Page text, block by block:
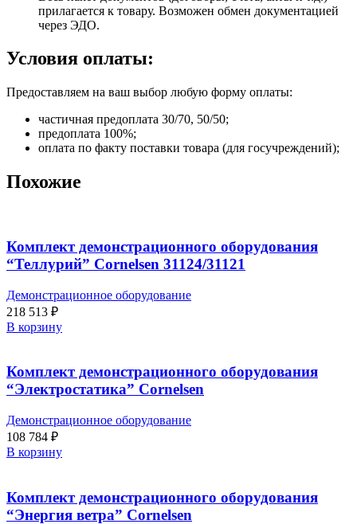
прилагается к товару. Возможен обмен документацией
через ЭДО.
Условия оплаты:
Предоставляем на ваш выбор любую форму оплаты:
частичная предоплата 30/70, 50/50;
предоплата 100%;
оплата по факту поставки товара (для госучреждений);
Похожие
Комплект демонстрационного оборудования
“Теллурий” Cornelsen 31124/31121
Демонстрационное оборудование
218 513 ₽
В корзину
Комплект демонстрационного оборудования
“Электростатика” Cornelsen
Демонстрационное оборудование
108 784 ₽
В корзину
Комплект демонстрационного оборудования
“Энергия ветра” Cornelsen